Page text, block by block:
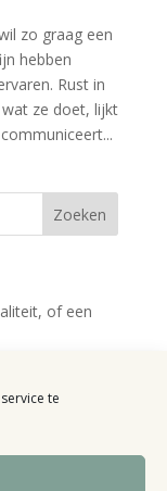
te
zo graag een
hebben
Rust in
wat ze doet, lijkt
of een
boos worden,
scheldt me